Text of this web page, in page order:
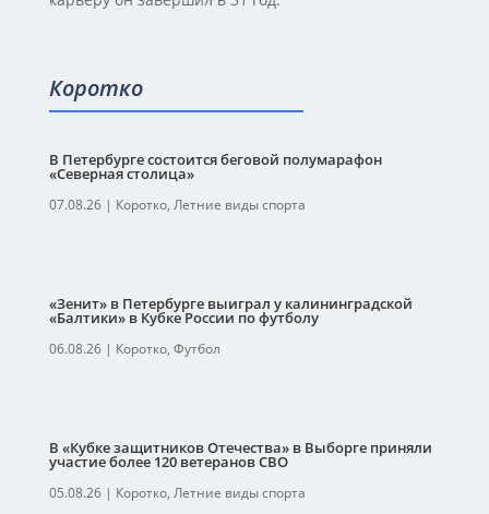
Коротко
В Петербурге состоится беговой полумарафон
«Северная столица»
07.08.26| Коротко, Летние виды спорта
«Зенит» в Петербурге выиграл у калининградской
«Балтики» в Кубке России по футболу
06.08.26| Коротко, Футбол
В «Кубке защитников Отечества» в Выборге приняли
участие более 120 ветеранов СВО
05.08.26| Коротко, Летние виды спорта